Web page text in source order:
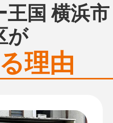
国 横浜市
が
理由